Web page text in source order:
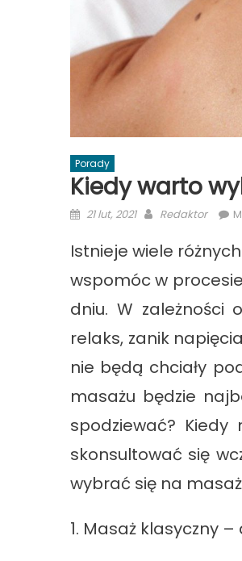
Porady
Kiedy warto
Posted
21 lut, 2021 Author
Redaktor
Istnieje wiele
wspomóc w
dniu. W zależności
relaks, zanik
nie będą chciały
masażu będzie
spodziewać?
skonsultować się
wybrać się na
1. Masaż klasyczny